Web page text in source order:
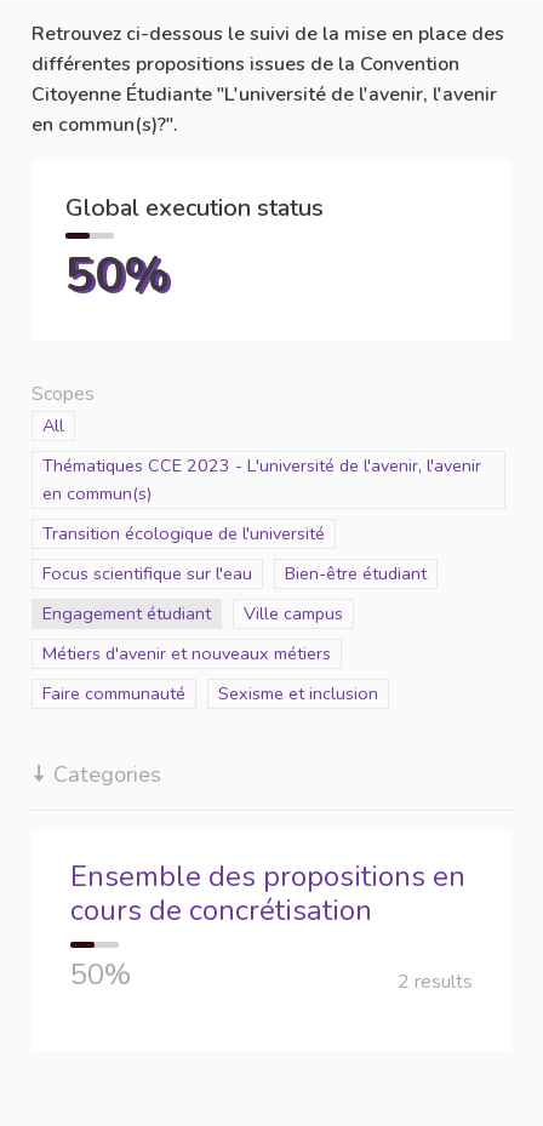
Retrouvez ci-dessous le suivi de la mise en place des
différentes propositions issues de la Convention
Citoyenne Étudiante "L'université de l'avenir, l'avenir
en commun(s)?".
Global execution status
50%
Scopes
Scope
All
Scope
Thématiques CCE 2023 - L'université de l'avenir, l'avenir
en commun(s)
Scope
Transition écologique de l'université
Scope
Focus scientifique sur l'eau Scope
Bien-être étudiant
Scope
Engagement étudiant Scope
Ville campus
Scope
Métiers d'avenir et nouveaux métiers
Scope
Faire communauté Scope
Sexisme et inclusion
Categories
Ensemble des propositions en
cours de concrétisation
50%
2 results